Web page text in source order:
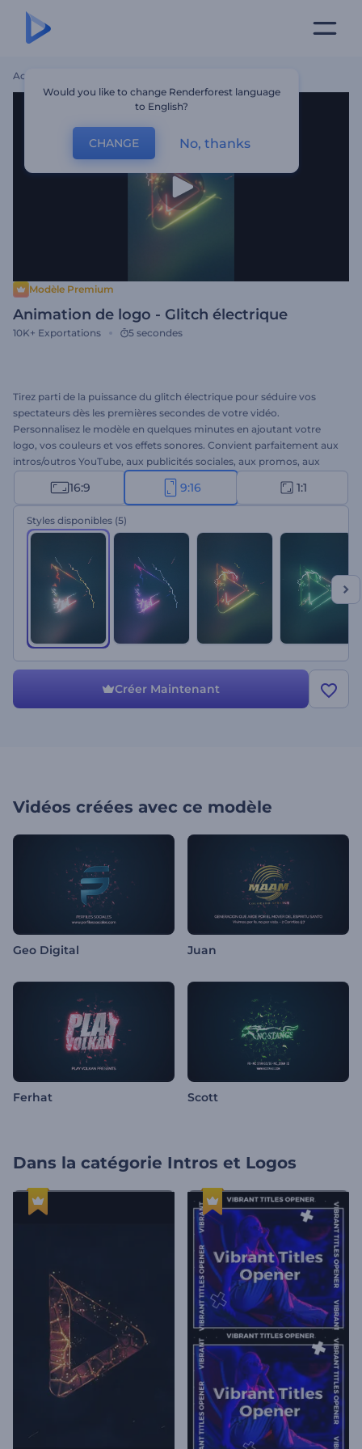
Accueil
Modèle Premium
Animation de logo - Glitch électrique
10K+ Exportations 5 secondes
Tirez parti de la puissance du glitch électrique pour séduire vos
spectateurs dès les premières secondes de votre vidéo.
Personnalisez le modèle en quelques minutes en ajoutant votre
logo, vos couleurs et vos effets sonores. Convient parfaitement aux
intros/outros YouTube, aux publicités sociales, aux promos, aux
génériques de présentations, etc. Créez votre projet dès aujourd'hui
16:9 9:16 1:1
Styles disponibles (5)
Créer Maintenant
Vidéos créées avec ce modèle
Geo Digital Juan
Ferhat Scott
Dans la catégorie Intros et Logos
Would you like to change Renderforest language
to English?
CHANGE No, thanks